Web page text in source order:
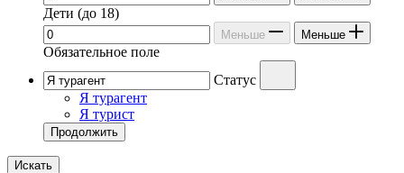
Дети (до 18)
Меньше Меньше
Обязательное поле
Статус
Я турагент
Я турист
Продолжить
Искать